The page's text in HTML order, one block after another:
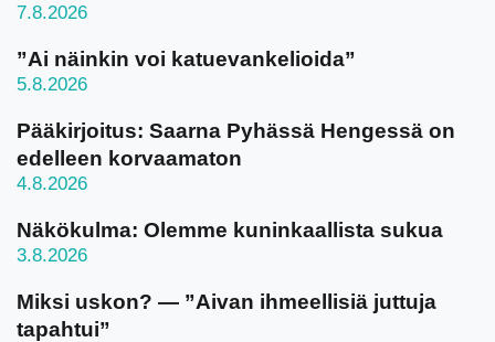
7.8.2026
”Ai näinkin voi katuevankelioida”
5.8.2026
Pääkirjoitus: Saarna Pyhässä Hengessä on
edelleen korvaamaton
4.8.2026
Näkökulma: Olemme kuninkaallista sukua
3.8.2026
Miksi uskon? — ”Aivan ihmeellisiä juttuja
tapahtui”